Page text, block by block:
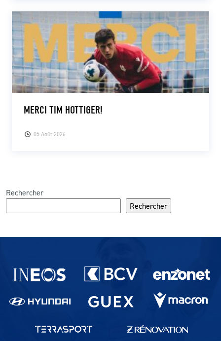
05 Août 2026
MERCI TIM HOTTIGER!
Rechercher
Rechercher
Partenaires du lausanne-Sport